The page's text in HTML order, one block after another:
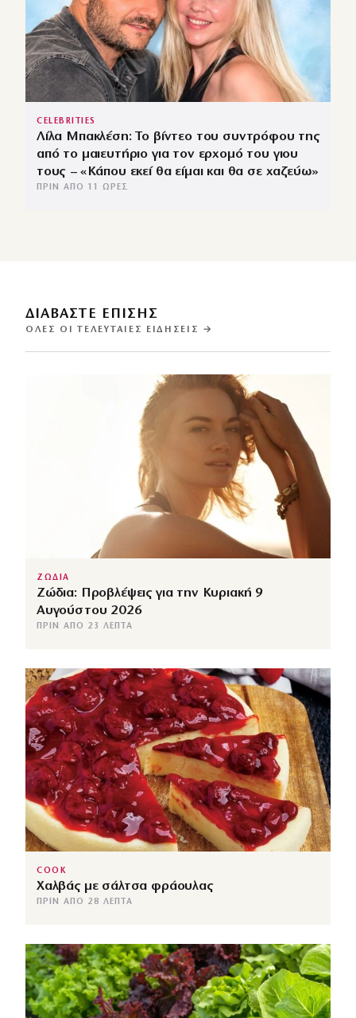
CELEBRITIES
Λίλα Μπακλέση: Το βίντεο του συντρόφου της
από το μαιευτήριο για τον ερχομό του γιου
τους – «Κάπου εκεί θα είμαι και θα σε χαζεύω»
ΠΡΙΝ ΑΠΌ 11 ΏΡΕΣ
ΔΙΑΒΑΣΤΕ ΕΠΙΣΗΣ
ΌΛΕΣ ΟΙ ΤΕΛΕΥΤΑΊΕΣ ΕΙΔΉΣΕΙΣ →
ΖΩΔΙΑ
Ζώδια: Προβλέψεις για την Κυριακή 9
Αυγούστου 2026
ΠΡΙΝ ΑΠΌ 23 ΛΕΠΤΆ
COOK
Χαλβάς με σάλτσα φράουλας
ΠΡΙΝ ΑΠΌ 28 ΛΕΠΤΆ